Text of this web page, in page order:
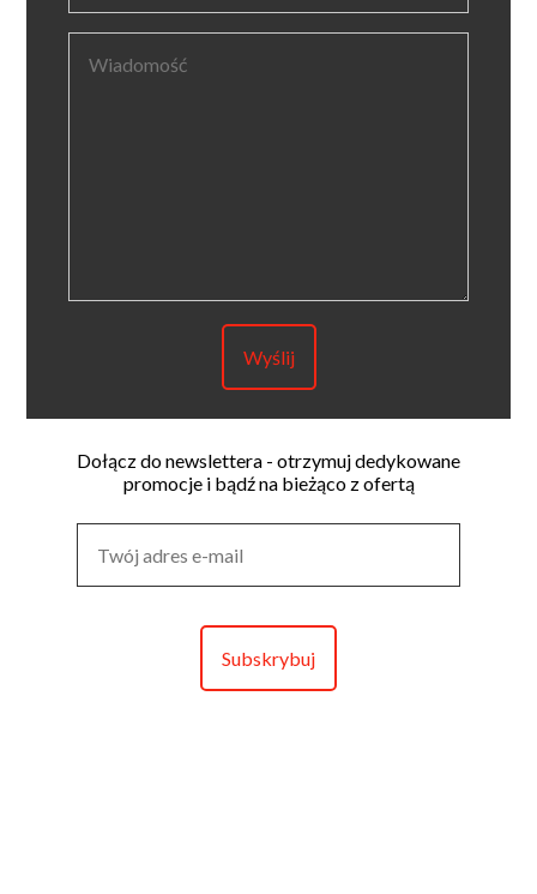
Dołącz do newslettera - otrzymuj dedykowane
promocje i bądź na bieżąco z ofertą